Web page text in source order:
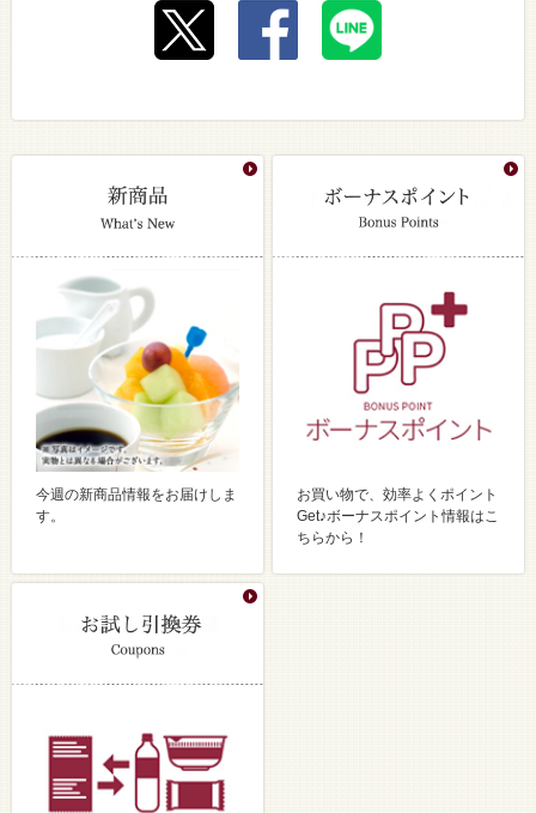
今週の新商品情報をお届けしま
す。
お買い物で、効率よくポイント
Get♪ボーナスポイント情報はこ
ちらから！